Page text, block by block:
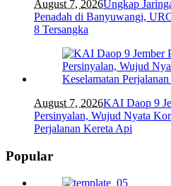
August 7, 2026Ungkap
Penadah di Banyuwangi,
8 Tersangka
August 7, 2026KAI Daop 9
Persinyalan, Wujud Nyata
Perjalanan Kereta Api
Popular